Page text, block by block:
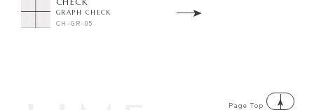
GRAPH CHECK
CH-GR-05
Page Top